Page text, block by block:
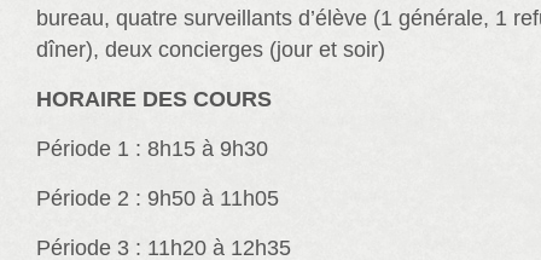
bureau, quatre surveillants d’élève (1 générale, 1
dîner), deux concierges (jour et soir)
HORAIRE DES COURS
Période 1 : 8h15 à 9h30
Période 2 : 9h50 à 11h05
Période 3 : 11h20 à 12h35